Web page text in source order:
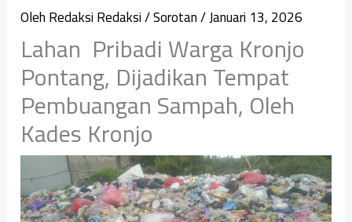
OlehRedaksi Redaksi/Sorotan/Januari 13, 2026
Lahan Pribadi Warga Kronjo
Pontang, Dijadikan Tempat
Pembuangan Sampah, Oleh
Kades Kronjo